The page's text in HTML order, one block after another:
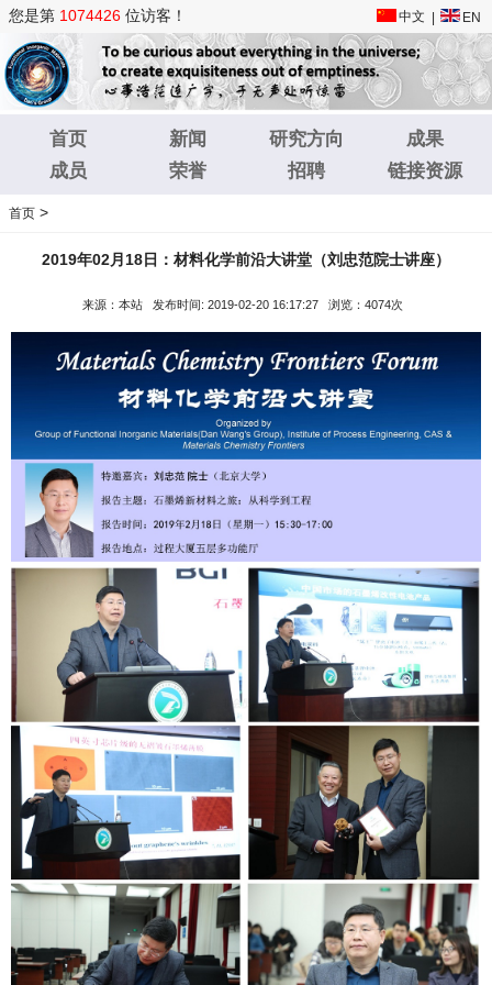
您是第 1074426 位访客！ 中文 EN
首页 新闻 研究方向
成果
成员
荣誉 招聘 链接资源
首页 >
2019年02月18日：材料化学前沿大讲堂（刘忠范院士讲座）
来源：本站 发布时间: 2019-02-20 16:17:27 浏览：4074次